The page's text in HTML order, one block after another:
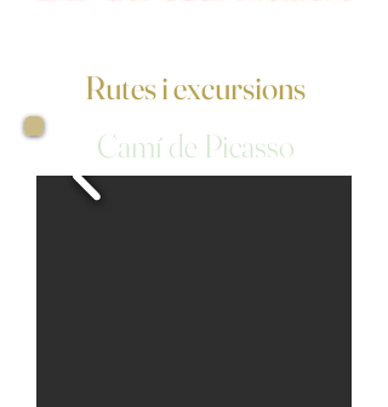
Rutes i excursions
Camí de Picasso